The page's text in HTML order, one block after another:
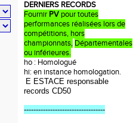
DERNIERS RECORDS
Fournir PV pour toutes
performances réalisées lors de
compétitions, hors
championnats, Départementales
ou inférieures.
ho : Homologué
hi: en instance homologation.
E ESTACE responsable
records CD50
----------------------------------